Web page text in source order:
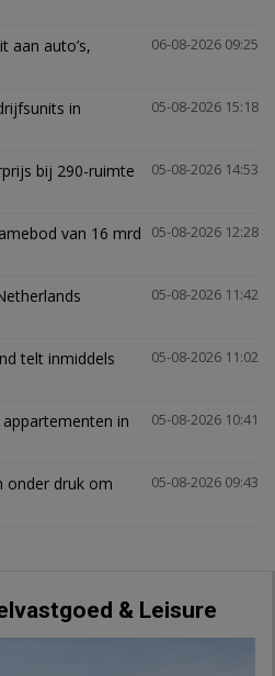
06-08-2026 09:25
aan auto’s,
05-08-2026 15:18
in
05-08-2026 14:53
bij 290-ruimte
05-08-2026 12:28
van 16 mrd
05-08-2026 11:42
05-08-2026 11:02
telt inmiddels
05-08-2026 10:41
in
05-08-2026 09:43
onder druk om
& Leisure